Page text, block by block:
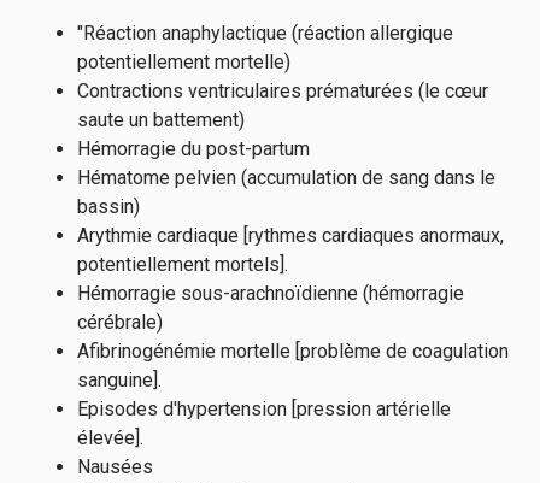
"Réaction anaphylactique (réaction allergique
potentiellement mortelle)
Contractions ventriculaires prématurées (le cœur
saute un battement)
Hémorragie du post-partum
Hématome pelvien (accumulation de sang dans le
bassin)
Arythmie cardiaque [rythmes cardiaques anormaux,
potentiellement mortels].
Hémorragie sous-arachnoïdienne (hémorragie
cérébrale)
Afibrinogénémie mortelle [problème de coagulation
sanguine].
Episodes d'hypertension [pression artérielle
élevée].
Nausées